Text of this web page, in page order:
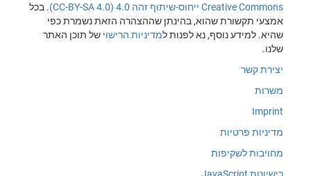
Creative Commons ייחוס-שיתוף זהה 4.0 (CC-BY-SA 4.0)
. בכל
אמצעי תקשורת שהוא, בהינתן שההצהרה הזאת נשמרת כפי
שהיא. למידע נוסף, נא לפנות למדיניות הרישוי של תוכן האתר
שלנו.
יצירת קשר
משרות
Imprint
מדיניות פרטיות
מחויבות לשקיפות